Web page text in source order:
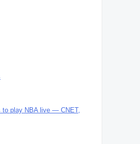
to play NBA live — CNET,